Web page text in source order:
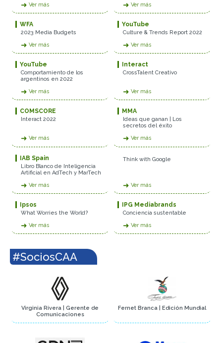
➜ Ver más ➜ Ver más
WFA
2023 Media Budgets
➜ Ver más
YouTube
Culture & Trends Report 2022
➜ Ver más
YouTube
Comportamiento de los
argentinos en 2022
➜ Ver más
Interact
CrossTalent Creativo
➜ Ver más
COMSCORE
Interact 2022
➜ Ver más
MMA
Ideas que ganan | Los
secretos del éxito
➜ Ver más
IAB Spain
Libro Blanco de Inteligencia
Artificial en AdTech y MarTech
➜ Ver más
Think with Google
➜ Ver más
Ipsos
What Worries the World?
➜ Ver más
IPG Mediabrands
Conciencia sustentable
➜ Ver más
#SociosCAA
Virginia Rivera | Gerente de
Comunicaciones
Fernet Branca | Edición Mundial